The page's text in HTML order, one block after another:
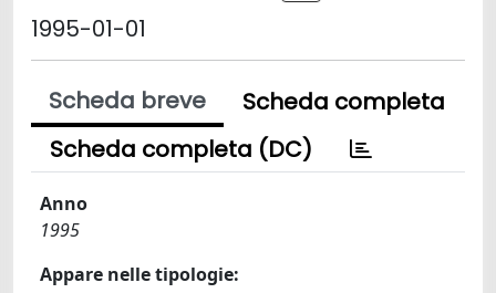
1995-01-01
Scheda breve
Scheda completa
Scheda completa (DC)
Anno
1995
Appare nelle tipologie: